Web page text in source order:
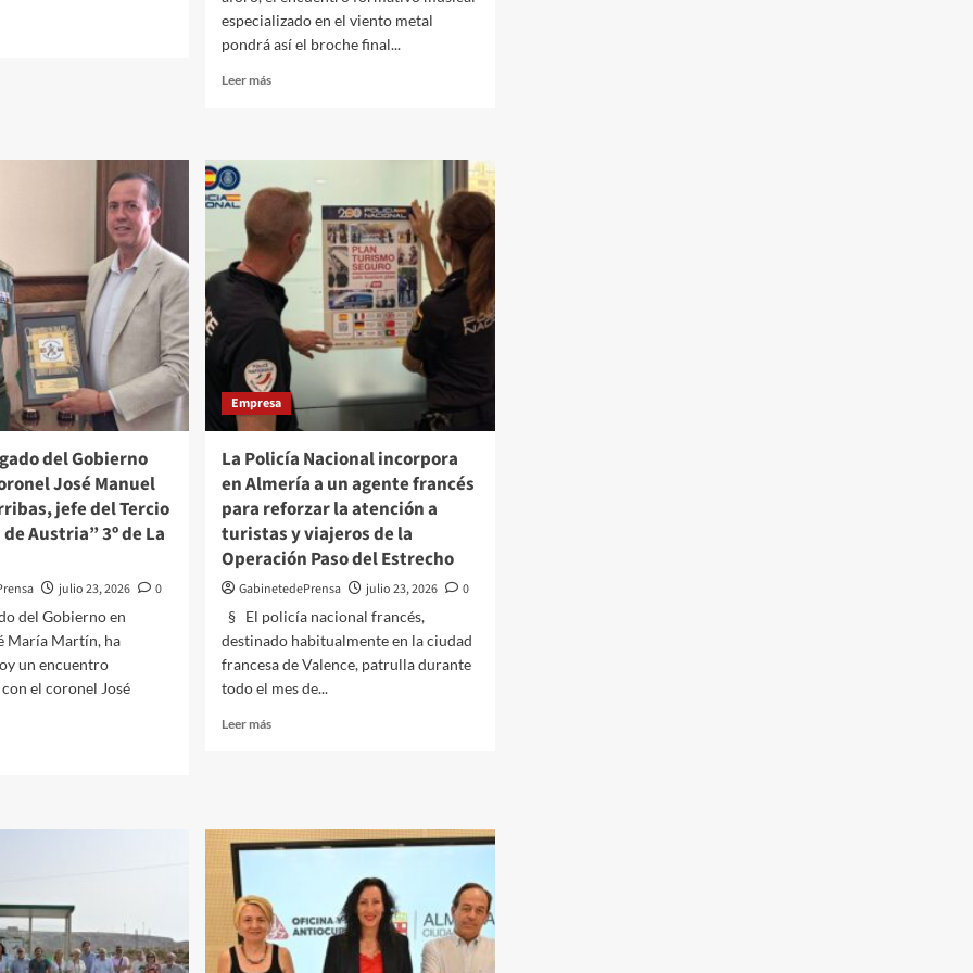
especializado en el viento metal
pondrá así el broche final...
Leer másLeer
tercera
D’Gata
Brass
Week
ofrecerá
su
concierto
clausura
este
sábado
al
mediodía
en
el
Teatro
Apolo
del Gobierno
José Manuel
jefe del Tercio
Austria” 3º de La
julio 23, 2026
0
del Gobierno en
María Martín, ha
un encuentro
el coronel José
Empresa
La Policía Nacional incorpora
en Almería a un agente francés
para reforzar la atención a
turistas y viajeros de la
Operación Paso del Estrecho
GabinetedePrensa julio 23, 2026
0
§ El policía nacional francés,
destinado habitualmente en la ciudad
francesa de Valence, patrulla durante
todo el mes de...
Leer másLeer
incorpora
a
un
agente
francés